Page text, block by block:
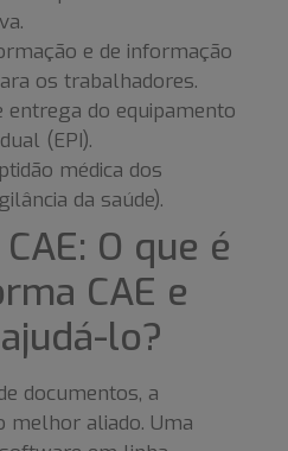
e de informação
os trabalhadores.
entrega do equipamento
(EPI).
médica dos
da saúde).
O que é
CAE e
lo?
documentos, a
aliado. Uma